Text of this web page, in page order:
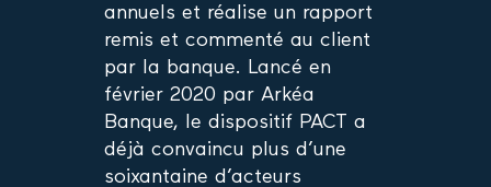
annuels et réalise un rapport
remis et commenté au client
par la banque. Lancé en
février 2020 par Arkéa
Banque, le dispositif PACT a
déjà convaincu plus d’une
soixantaine d’acteurs